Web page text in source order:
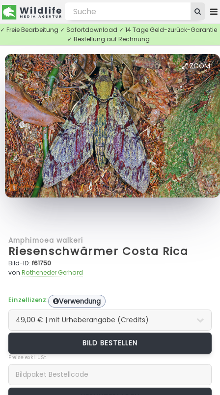
✓ Freie Bearbeitung ✓ Sofortdownload ✓ 14 Tage Geld-zurück-Garantie
✓ Bestellung auf Rechnung
ZOOM
Amphimoea walkeri
Riesenschwärmer Costa Rica
Bild-ID:f61750
vonRotheneder Gerhard
Einzellizenz: Verwendung
BILD BESTELLEN
Preise exkl. USt.